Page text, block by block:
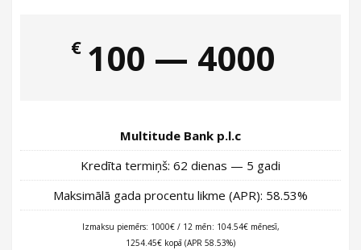
€ 100 — 4000
Multitude Bank p.l.c
Kredīta termiņš: 62 dienas — 5 gadi
Maksimālā gada procentu likme (APR): 58.53%
Izmaksu piemērs: 1000€ / 12 mēn: 104.54€ mēnesī,
1254.45€ kopā (APR 58.53%)